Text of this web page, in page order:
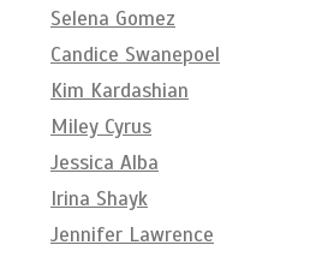
Selena Gomez
Candice Swanepoel
Kim Kardashian
Miley Cyrus
Jessica Alba
Irina Shayk
Jennifer Lawrence